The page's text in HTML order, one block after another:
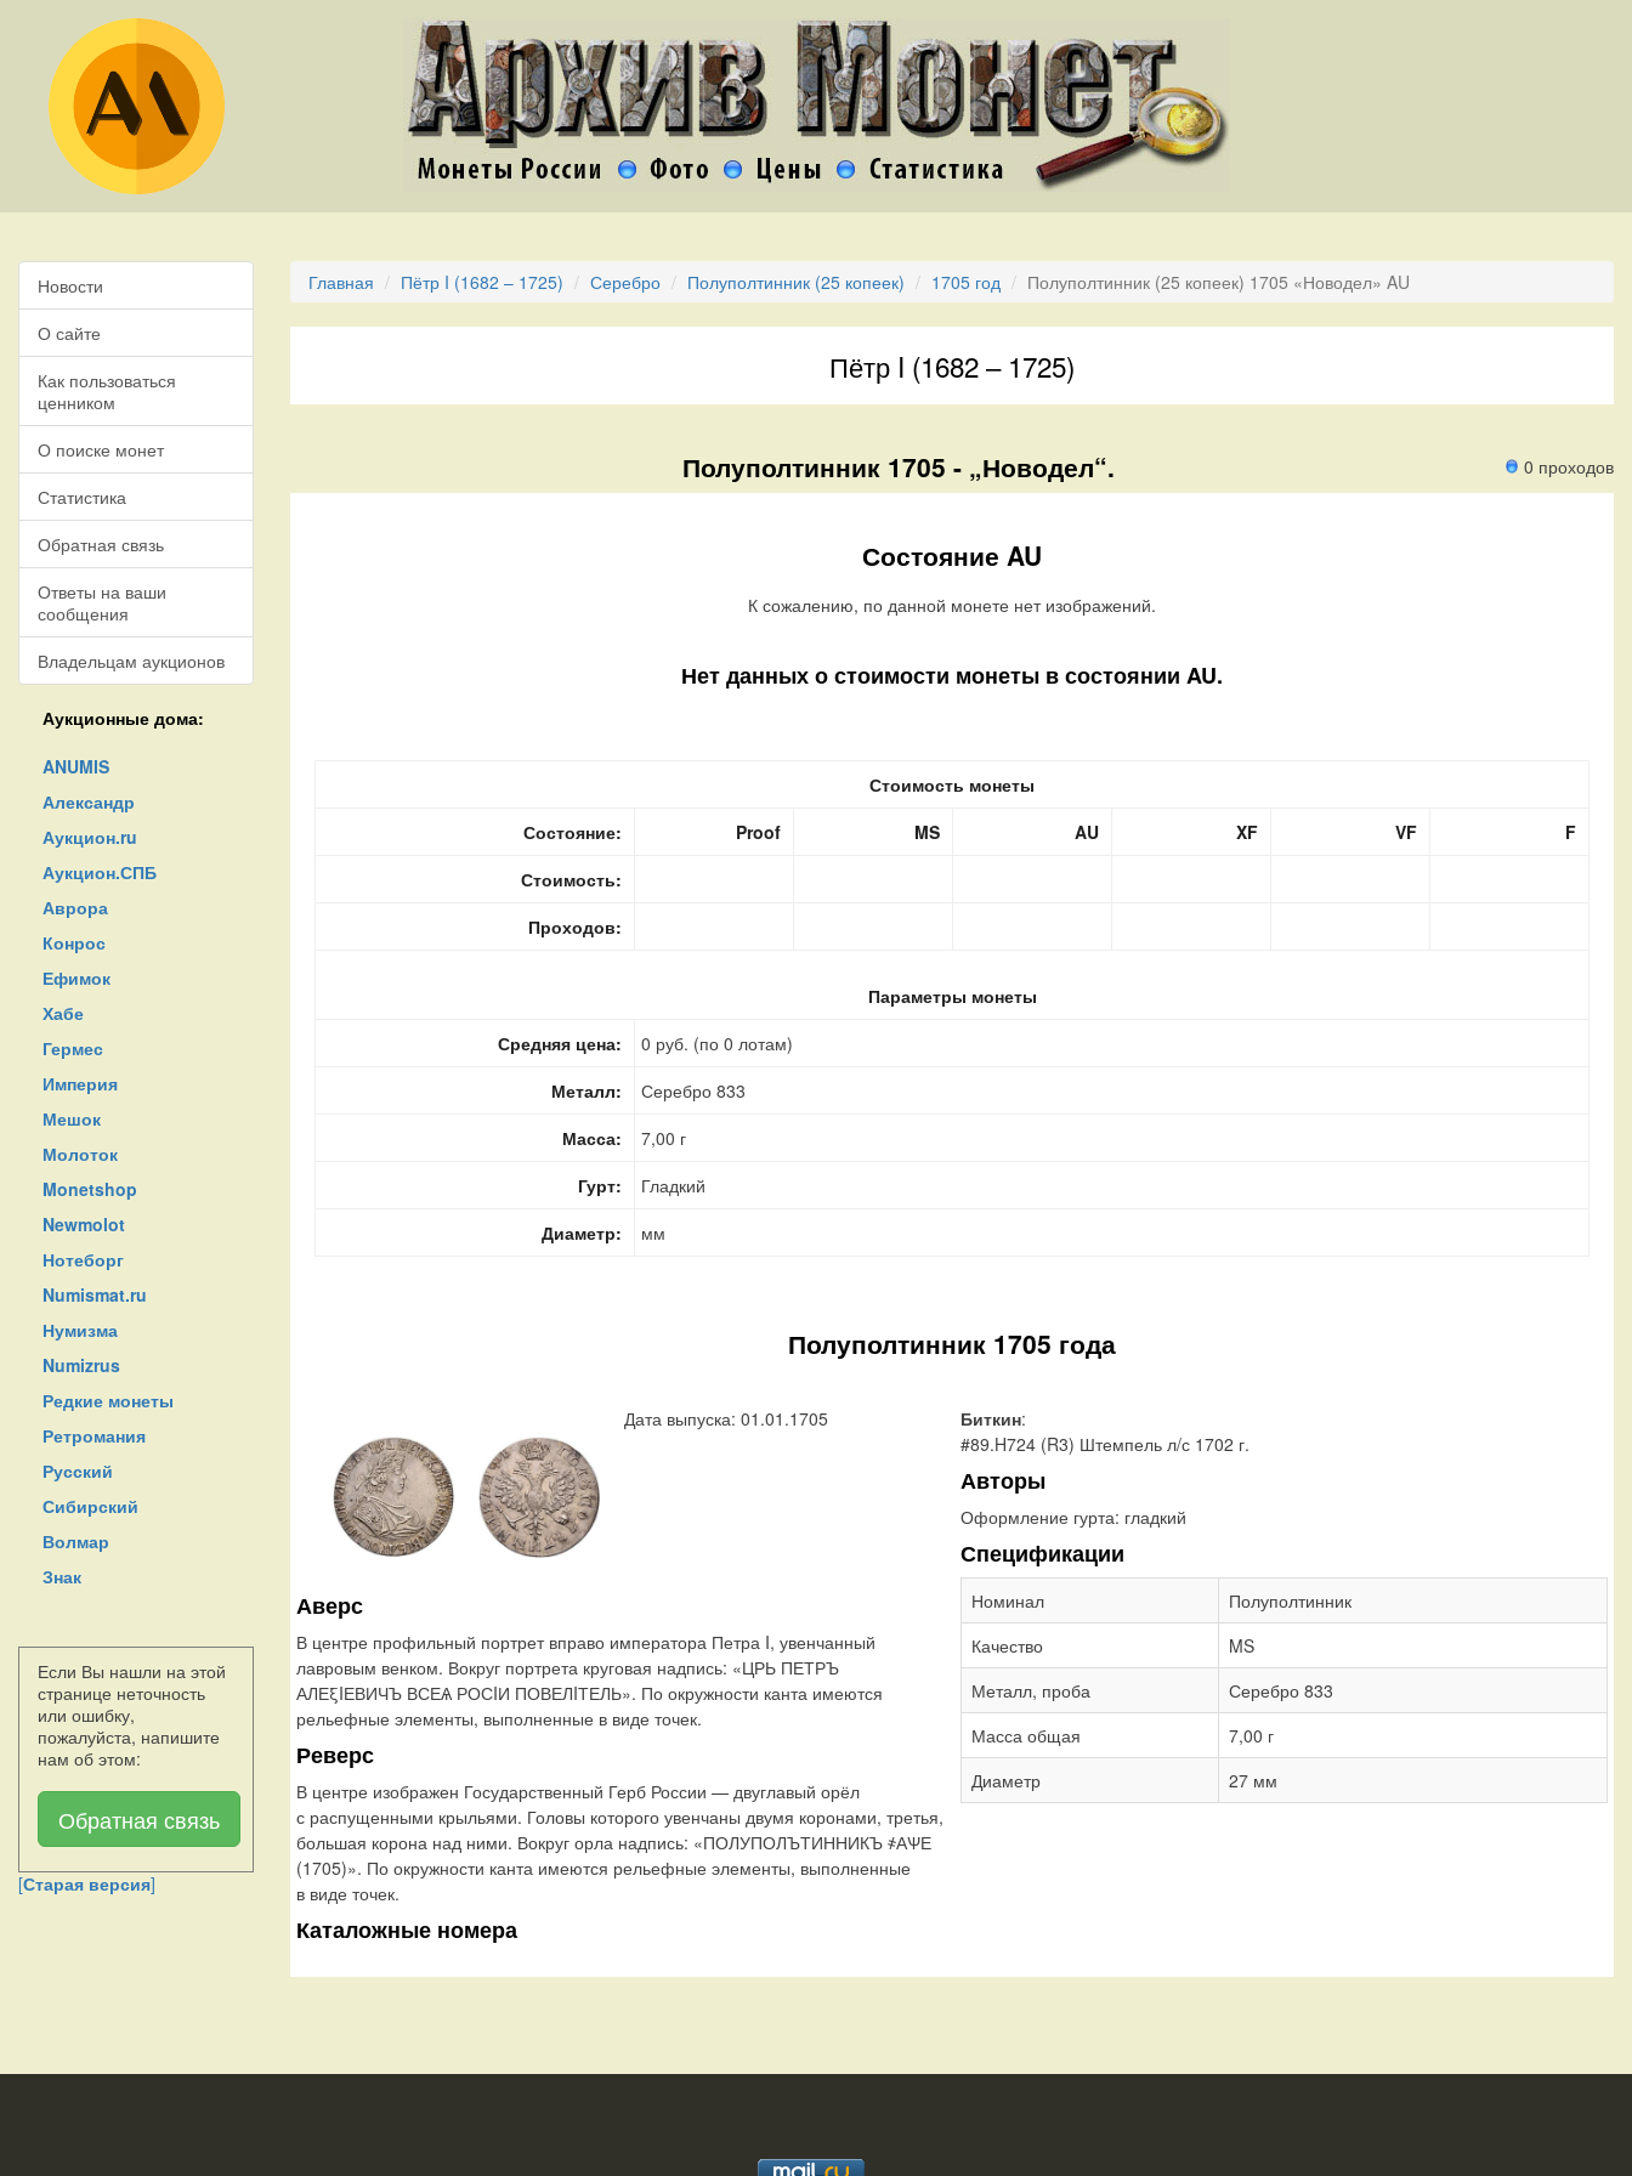
Новости
О сайте
Как пользоваться
ценником
О поиске монет
Статистика
Обратная связь
Ответы на ваши
сообщения
Владельцам аукционов
Аукционные дома:
ANUMIS
Александр
Аукцион.ru
Аукцион.СПБ
Аврора
Конрос
Ефимок
Хабе
Гермес
Империя
Мешок
Молоток
Monetshop
Newmolot
Нотеборг
Numismat.ru
Нумизма
Numizrus
Редкие монеты
Ретромания
Русский
Сибирский
Волмар
Знак
Если Вы нашли на этой
странице неточность
или ошибку,
пожалуйста, напишите
нам об этом:
Обратная связь
[Старая версия]
Главная Пётр I (1682 – 1725) Серебро Полуполтинник (25 копеек) 1705 год Полуполтинник (25 копеек) 1705 «Новодел» AU
Пётр I (1682 – 1725)
0 проходов
Полуполтинник 1705 - „Новодел“.
Состояние AU
К сожалению, по данной монете нет изображений.
Нет данных о стоимости монеты в состоянии AU.
Стоимость монеты
Состояние:
Proof MS AU XF VF
F
Стоимость:
Проходов:
Параметры монеты
Средняя цена:
0 руб. (по 0 лотам)
Металл:
Серебро 833
Масса:
7,00 г
Гурт:
Гладкий
Диаметр:
мм
Полуполтинник 1705 года
Дата выпуска: 01.01.1705
Аверс
В центре профильный портрет вправо императора Петра I, увенчанный
лавровым венком. Вокруг портрета круговая надпись: «ЦРЬ ПЕТРЪ
АЛЕξIЕВИЧЪ ВСЕѦ РОСIИ ПОВЕЛIТЕЛЬ». По окружности канта имеются
рельефные элементы, выполненные в виде точек.
Реверс
В центре изображен Государственный Герб России — двуглавый орёл
с распущенными крыльями. Головы которого увенчаны двумя коронами, третья,
большая корона над ними. Вокруг орла надпись: «ПОЛУПОЛЪТИННИКЪ ҂АѰЕ
(1705)». По окружности канта имеются рельефные элементы, выполненные
в виде точек.
Каталожные номера
Биткин:
#89.H724 (R3) Штемпель л/с 1702 г.
Авторы
Оформление гурта: гладкий
Спецификации
Номинал
Полуполтинник
Качество
MS
Металл, проба
Серебро 833
Масса общая
7,00 г
Диаметр
27 мм